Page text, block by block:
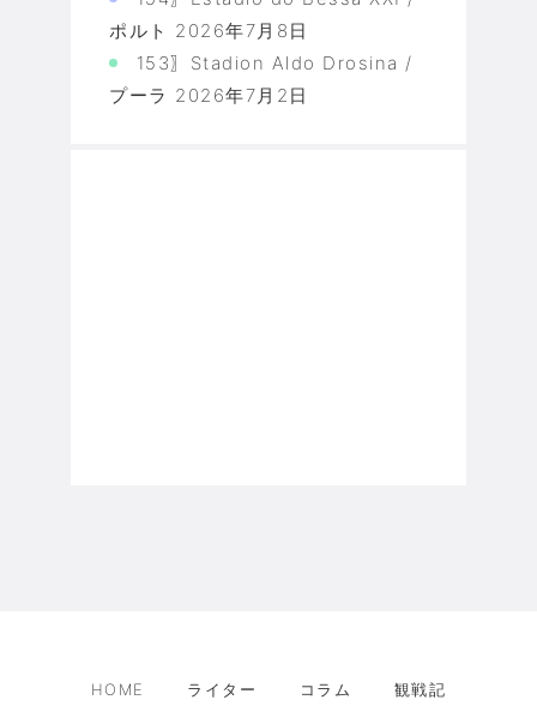
ポルト 2026年7月8日
153〗Stadion Aldo Drosina /
プーラ 2026年7月2日
HOME ライター コラム
観戦記